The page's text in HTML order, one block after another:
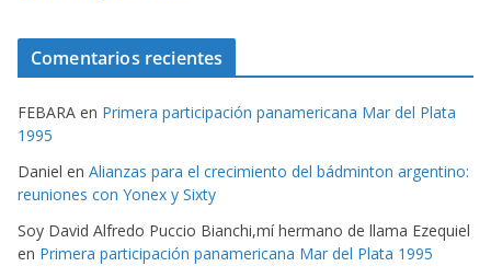
Comentarios recientes
FEBARA en Primera participación panamericana Mar del Plata
1995
Daniel en Alianzas para el crecimiento del bádminton argentino:
reuniones con Yonex y Sixty
Soy David Alfredo Puccio Bianchi,mí hermano de llama Ezequiel
en Primera participación panamericana Mar del Plata 1995